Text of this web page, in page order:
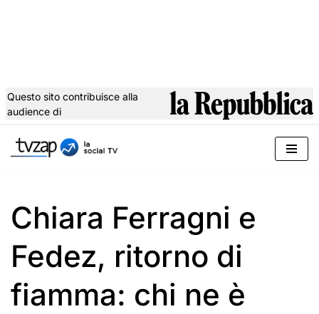
al
Questo sito contribuisce alla
audience di
Chiara Ferragni e
Fedez, ritorno di
fiamma: chi ne è